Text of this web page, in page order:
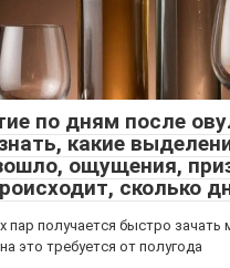
по дням после
какие
ощущения,
сколько
пар получается быстро
это требуется от полугода